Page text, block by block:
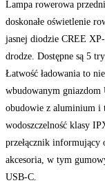
Lampa rowerowa
doskonałe oświetlenie
jasnej diodzie CREE
drodze. Dostępne są 5
Łatwość ładowania to
wbudowanym
obudowie z aluminium i
wodoszczelność klasy
przełącznik informujący
akcesoria, w tym
USB-C.